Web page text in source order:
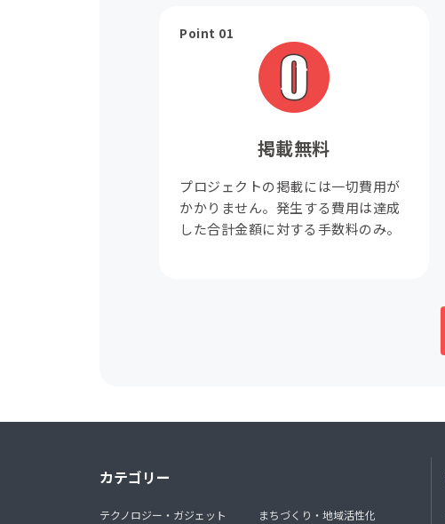
Point 01
掲載無料
プロジェクトの掲載には一切費用が
かかりません。発生する費用は達成
した合計金額に対する手数料のみ。
カテゴリー
テクノロジー・ガジェット
まちづくり・地域活性化